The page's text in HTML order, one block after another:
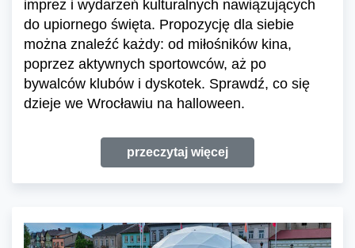
imprez i wydarzeń kulturalnych nawiązujących
do upiornego święta. Propozycję dla siebie
można znaleźć każdy: od miłośników kina,
poprzez aktywnych sportowców, aż po
bywalców klubów i dyskotek. Sprawdź, co się
dzieje we Wrocławiu na halloween.
przeczytaj więcej